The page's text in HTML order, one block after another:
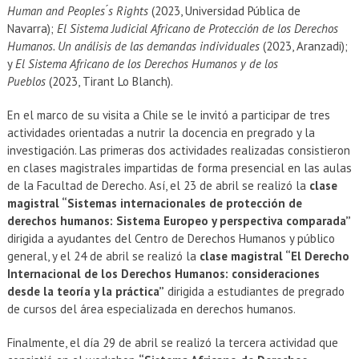
Human and Peoples ́s Rights(2023, Universidad Pública de
Navarra); El Sistema Judicial Africano de Protección de los Derechos
Humanos. Un análisis de las demandas individuales(2023, Aranzadi);
yEl Sistema Africano de los Derechos Humanos y de los
Pueblos(2023, Tirant Lo Blanch).
En el marco de su visita a Chile se le invitó a participar de tres
actividades orientadas a nutrir la docencia en pregrado y la
investigación. Las primeras dos actividades realizadas consistieron
en clases magistrales impartidas de forma presencial en las aulas
de la Facultad de Derecho. Así, el 23 de abril se realizó la clase
magistral “Sistemas internacionales de protección de
derechos humanos: Sistema Europeo y perspectiva comparada”
dirigida a ayudantes del Centro de Derechos Humanos y público
general, y el 24 de abril se realizó la clase magistral “El Derecho
Internacional de los Derechos Humanos: consideraciones
desde la teoría y la práctica” dirigida a estudiantes de pregrado
de cursos del área especializada en derechos humanos.
Finalmente, el día 29 de abril se realizó la tercera actividad que